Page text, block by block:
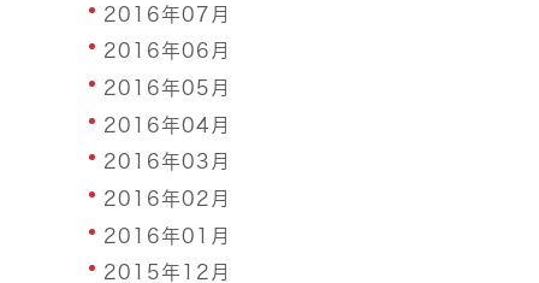
2016年07月
2016年06月
2016年05月
2016年04月
2016年03月
2016年02月
2016年01月
2015年12月